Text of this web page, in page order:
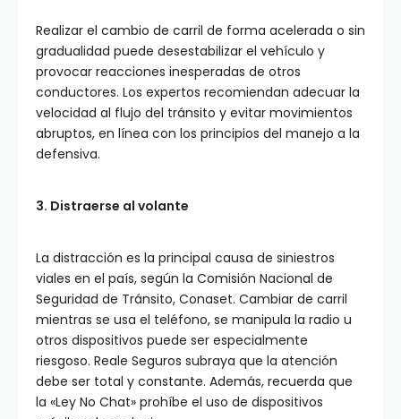
Realizar el cambio de carril de forma acelerada o sin
gradualidad puede desestabilizar el vehículo y
provocar reacciones inesperadas de otros
conductores. Los expertos recomiendan adecuar la
velocidad al flujo del tránsito y evitar movimientos
abruptos, en línea con los principios del manejo a la
defensiva.
3. Distraerse al volante
La distracción es la principal causa de siniestros
viales en el país, según la Comisión Nacional de
Seguridad de Tránsito, Conaset. Cambiar de carril
mientras se usa el teléfono, se manipula la radio u
otros dispositivos puede ser especialmente
riesgoso. Reale Seguros subraya que la atención
debe ser total y constante. Además, recuerda que
la «Ley No Chat» prohíbe el uso de dispositivos